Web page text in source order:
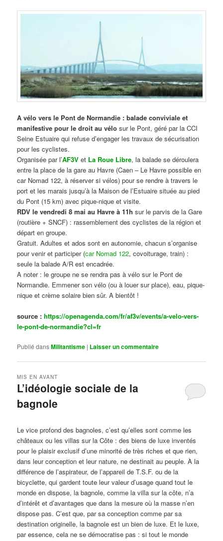
A vélo vers le Pont de Normandie : balade conviviale et
manifestive pour le droit au vélo sur le Pont, géré par la CCI
Seine Estuaire qui refuse d’engager les travaux de sécurisation
pour les cyclistes.
Organisée par l’AF3V et La Roue Libre, la balade se déroulera
entre la place de la gare au Havre (Caen – Le Havre possible en
car Nomad 122, à réserver si vélos) pour se rendre à travers le
port et les marais jusqu’à la Maison de l’Estuaire située au pied
du Pont (15 km) avec pique-nique et visite.
RDV le vendredi 8 mai au Havre à 11h sur le parvis de la Gare
(routière + SNCF) : rassemblement des cyclistes de la région et
départ en groupe.
Gratuit. Adultes et ados sont en autonomie, chacun s’organise
pour venir et participer (car Nomad 122, covoiturage, train) :
seule la balade A/R est encadrée.
A noter : le groupe ne se rendra pas à vélo sur le Pont de
Normandie. Emmener son vélo (ou à louer sur place), eau, pique-
nique et crème solaire bien sûr. A bientôt !
source :https://openagenda.com/fr/af3v/events/a-velo-vers-
le-pont-de-normandie?cl=fr
Publié dansMilitantisme | Laisser un commentaire
L’idéologie sociale de la
bagnole
MIS EN AVANT
Le vice profond des bagnoles, c’est qu’elles sont comme les
châteaux ou les villas sur la Côte : des biens de luxe inventés
pour le plaisir exclusif d’une minorité de très riches et que rien,
dans leur conception et leur nature, ne destinait au peuple. À la
différence de l’aspirateur, de l’appareil de T.S.F. ou de la
bicyclette, qui gardent toute leur valeur d’usage quand tout le
monde en dispose, la bagnole, comme la villa sur la côte, n’a
d’intérêt et d’avantages que dans la mesure où la masse n’en
dispose pas. C’est que, par sa conception comme par sa
destination originelle, la bagnole est un bien de luxe. Et le luxe,
par essence, cela ne se démocratise pas : si tout le monde